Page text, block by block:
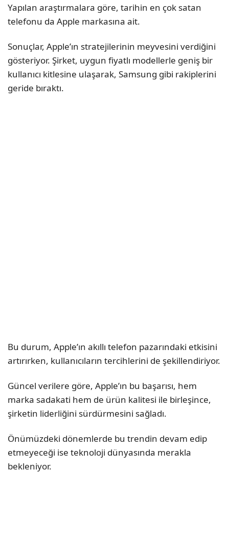
Yapılan araştırmalara göre, tarihin en çok satan
telefonu da Apple markasına ait.
Sonuçlar, Apple’ın stratejilerinin meyvesini verdiğini
gösteriyor. Şirket, uygun fiyatlı modellerle geniş bir
kullanıcı kitlesine ulaşarak, Samsung gibi rakiplerini
geride bıraktı.
Bu durum, Apple’ın akıllı telefon pazarındaki etkisini
artırırken, kullanıcıların tercihlerini de şekillendiriyor.
Güncel verilere göre, Apple’ın bu başarısı, hem
marka sadakati hem de ürün kalitesi ile birleşince,
şirketin liderliğini sürdürmesini sağladı.
Önümüzdeki dönemlerde bu trendin devam edip
etmeyeceği ise teknoloji dünyasında merakla
bekleniyor.